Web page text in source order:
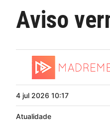
Aviso
4 jul 2026 10:17
Atualidade